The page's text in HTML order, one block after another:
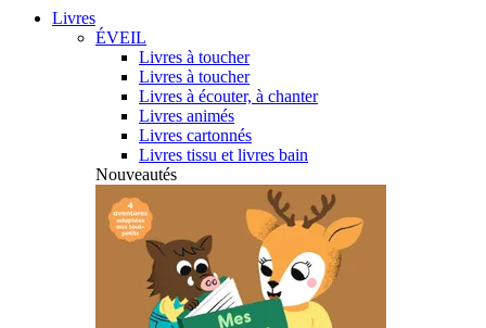
Livres
ÉVEIL
Livres à toucher
Livres à toucher
Livres à écouter, à chanter
Livres animés
Livres cartonnés
Livres tissu et livres bain
Nouveautés